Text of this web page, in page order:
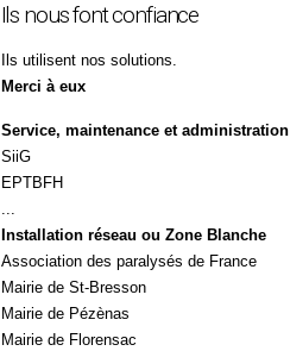
Ils nous font confiance
Ils utilisent nos solutions.
Merci à eux
Service, maintenance et administration
SiiG
EPTBFH
...
Installation réseau ou Zone Blanche
Association des paralysés de France
Mairie de St-Bresson
Mairie de Pézènas
Mairie de Florensac